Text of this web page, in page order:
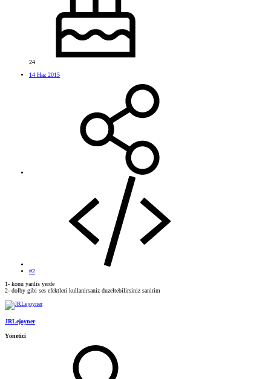
24
14 Haz 2015
#2
1- konu yanlis yerde
2- dolby gibi ses efektleri kullanirsaniz duzeltebilirsiniz sanirim
JRLejoyner
Yönetici